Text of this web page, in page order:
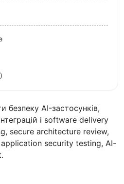
безпеку AI-застосунків,
і software delivery
secure architecture review,
security testing, AI-